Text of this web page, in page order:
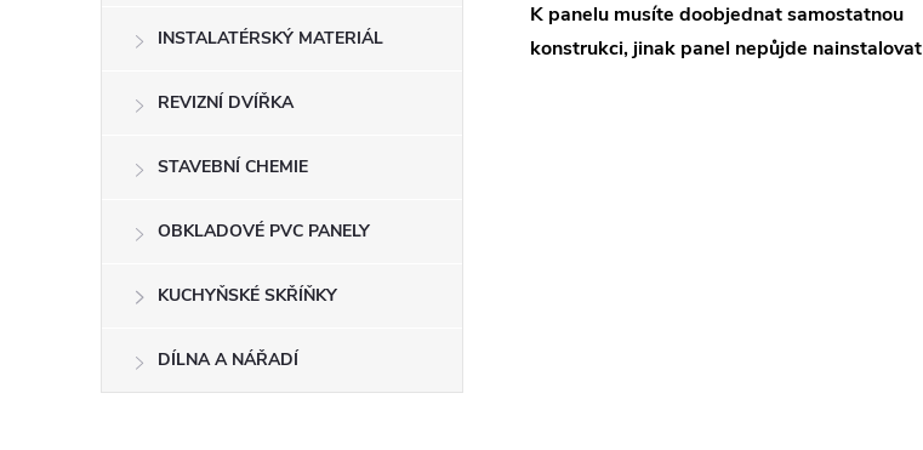
INSTALATÉRSKÝ MATERIÁL
REVIZNÍ DVÍŘKA
STAVEBNÍ CHEMIE
OBKLADOVÉ PVC PANELY
KUCHYŇSKÉ SKŘÍŇKY
DÍLNA A NÁŘADÍ
K panelu musíte doobjednat samostatnou
konstrukci, jinak panel nepůjde nainstalovat